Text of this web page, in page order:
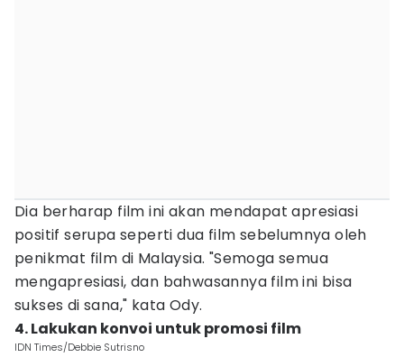
Dia berharap film ini akan mendapat apresiasi
positif serupa seperti dua film sebelumnya oleh
penikmat film di Malaysia. "Semoga semua
mengapresiasi, dan bahwasannya film ini bisa
sukses di sana," kata Ody.
4. Lakukan konvoi untuk promosi film
IDN Times/Debbie Sutrisno